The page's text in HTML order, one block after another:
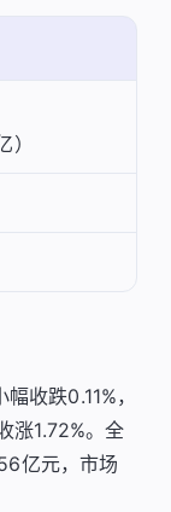
收跌0.11%，
涨1.72%。全
亿元，市场